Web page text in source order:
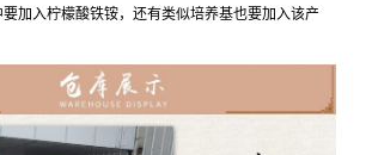
加入柠檬酸铁铵，还有类似培养基也要加入该产